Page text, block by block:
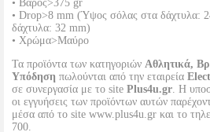
• Βάρος>375 gr
• Drop>8 mm (Ύψος σόλας στα δάχτυλα:
δάχτυλα: 32 mm)
• Χρώμα>Μαύρο
Τα προϊόντα των κατηγοριών Αθλητικά,
Υπόδηση πωλούνται από την εταιρεία
σε συνεργασία με το site Plus4u.gr. Η
οι εγγυήσεις των προϊόντων αυτών
μέσα από το site www.plus4u.gr και το
700.